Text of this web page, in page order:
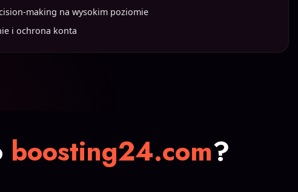
making na wysokim poziomie
i ochrona konta
boosting24.com?